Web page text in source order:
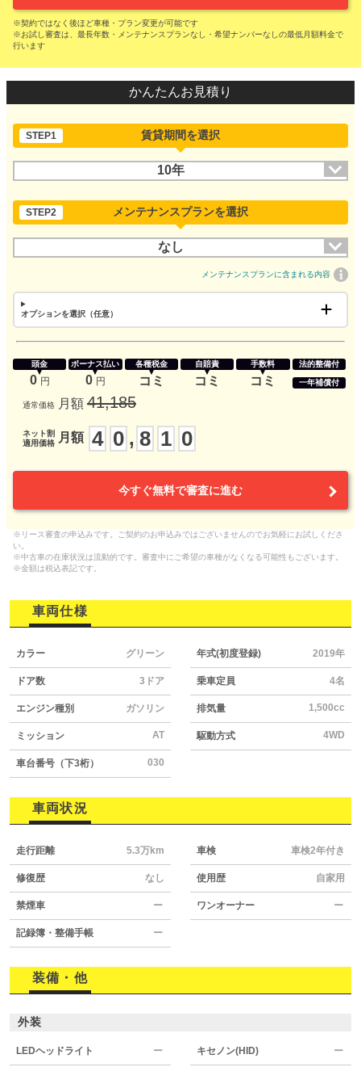
※契約ではなく後ほど車種・プラン変更が可能です
※お試し審査は、最長年数・メンテナンスプランなし・希望ナンバーなしの最低月額料金で
行います
かんたんお見積り
STEP1 賃貸期間を選択
10年
STEP2 メンテナンスプランを選択
なし
メンテナンスプランに含まれる内容
オプションを選択（任意）
頭金
0 円
ボーナス払い
0 円
各種税金
コミ
自賠責
コミ
手数料
コミ
法的整備付
一年補償付
通常価格 月額 41,185
ネット割
適用価格
月額 4 0 , 8 1 0
今すぐ無料で審査に進む
※リース審査の申込みです。ご契約のお申込みではございませんのでお気軽にお試しくださ
い。
※中古車の在庫状況は流動的です。審査中にご希望の車種がなくなる可能性もございます。
※金額は税込表記です。
車両仕様
カラー グリーン 年式(初度登録) 2019年
ドア数 3ドア 乗車定員 4名
エンジン種別 ガソリン 排気量 1,500cc
ミッション AT 駆動方式 4WD
車台番号（下3桁） 030
車両状況
走行距離 5.3万km 車検 車検2年付き
修復歴 なし 使用歴 自家用
禁煙車 ー ワンオーナー ー
記録簿・整備手帳 ー
装備・他
外装
LEDヘッドライト ー キセノン(HID) ー